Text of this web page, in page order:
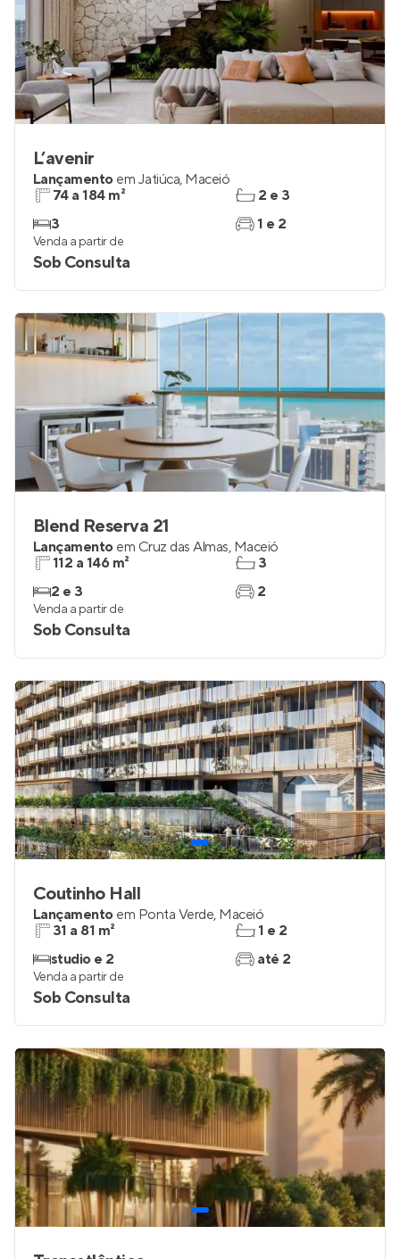
L’avenir
Lançamento em Jatiúca, Maceió
74 a 184 m²
3
2 e 3
1 e 2
Venda a partir de
Sob Consulta
Blend Reserva 21
Lançamento em Cruz das Almas, Maceió
112 a 146 m²
2 e 3
3
2
Venda a partir de
Sob Consulta
Coutinho Hall
Lançamento em Ponta Verde, Maceió
31 a 81 m²
studio e 2
1 e 2
até 2
Venda a partir de
Sob Consulta